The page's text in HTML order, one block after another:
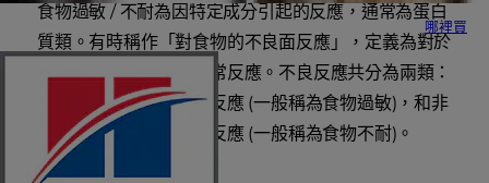
哪裡買
食物過敏 / 不耐為因特定成分引起的反應，通常為蛋白
質類。有時稱作「對食物的不良面反應」，定義為對於
食物或食品添加物的異常反應。不良反應共分為兩類：
牽涉到免疫系統的不良反應 (一般稱為食物過敏)，和非
因免疫成分引起的不良反應 (一般稱為食物不耐)。